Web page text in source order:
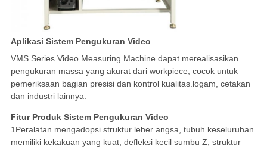
Aplikasi Sistem Pengukuran Video
VMS Series Video Measuring Machine dapat merealisasikan
pengukuran massa yang akurat dari workpiece, cocok untuk
pemeriksaan bagian presisi dan kontrol kualitas.logam, cetakan
dan industri lainnya.
Fitur Produk Sistem Pengukuran Video
1Peralatan mengadopsi struktur leher angsa, tubuh keseluruhan
memiliki kekakuan yang kuat, defleksi kecil sumbu Z, struktur